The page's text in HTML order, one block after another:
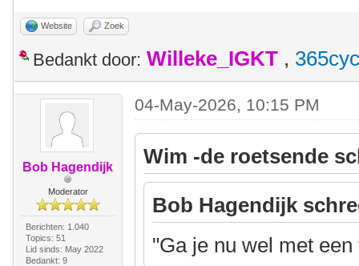
Website Zoek
Bedankt door: Willeke_IGKT ,
Bob Hagendijk
Moderator
Berichten: 1.040
Topics: 51
Lid sinds: May 2022
Bedankt: 9
04-May-2026, 10:15 PM
Wim -de roetsende
Bob Hagendijk
"Ga je nu wel met